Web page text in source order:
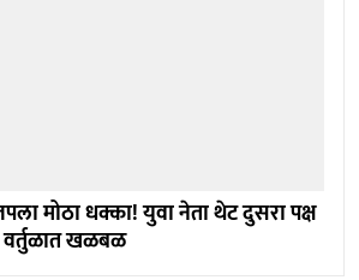
मोठा धक्का! युवा नेता थेट दुसरा पक्ष
खळबळ